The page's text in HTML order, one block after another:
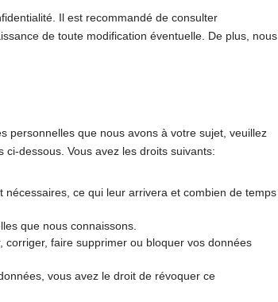
Il est recommandé de consulter
de toute modification éventuelle. De plus, nous
personnelles que nous avons à votre sujet, veuillez
dessous. Vous avez les droits suivants:
ce qui leur arrivera et combien de temps
que nous connaissons.
faire supprimer ou bloquer vos données
vous avez le droit de révoquer ce